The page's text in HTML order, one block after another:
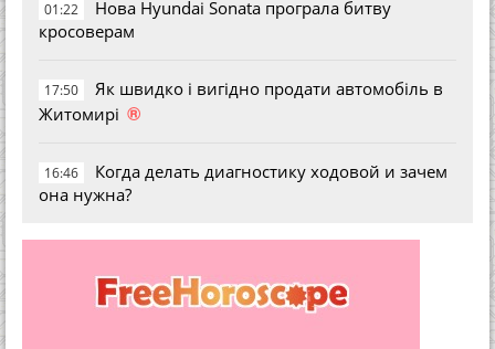
01:22
Нова Hyundai Sonata програла битву
кросоверам
17:50
Як швидко і вигідно продати автомобіль в
Житомирі ®
16:46
Когда делать диагностику ходовой и зачем
она нужна?